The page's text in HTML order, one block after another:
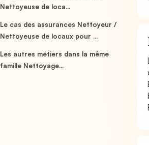
Nettoyeuse de loca...
Le cas des assurances Nettoyeur /
Nettoyeuse de locaux pour ...
Les autres métiers dans la même
famille Nettoyage...